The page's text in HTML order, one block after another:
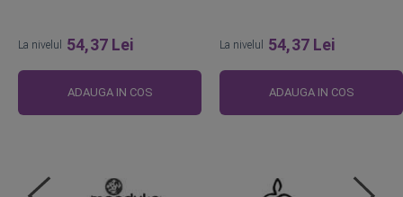
La nivelul 54,37 Lei
ADAUGA IN COS
La nivelul 54,37 Lei
ADAUGA IN COS